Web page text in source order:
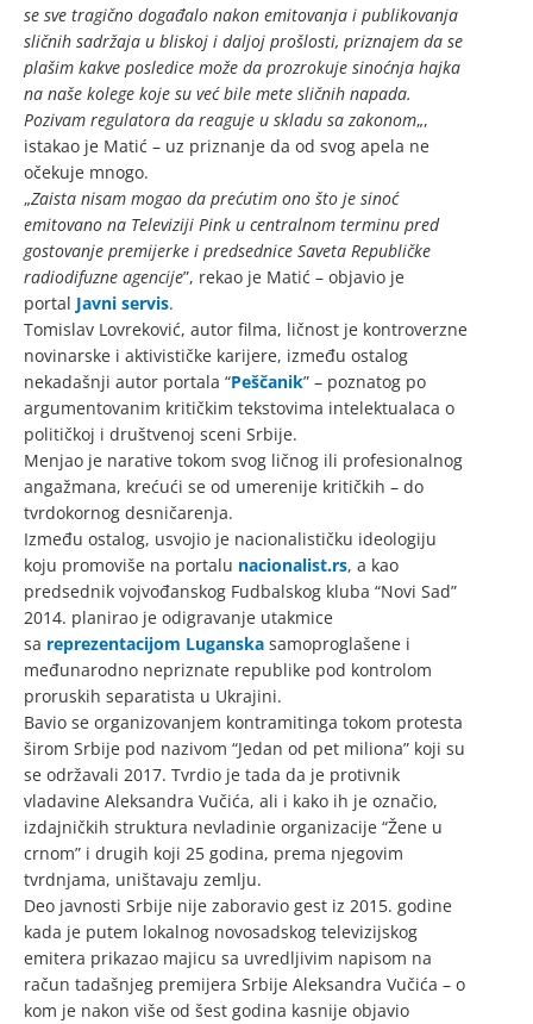
se sve tragično događalo nakon emitovanja i publikovanja
sličnih sadržaja u bliskoj i daljoj prošlosti, priznajem da se
plašim kakve posledice može da prozrokuje sinoćnja hajka
na naše kolege koje su već bile mete sličnih napada.
Pozivam regulatora da reaguje u skladu sa zakonom„,
istakao je Matić – uz priznanje da od svog apela ne
očekuje mnogo.
„Zaista nisam mogao da prećutim ono što je sinoć
emitovano na Televiziji Pink u centralnom terminu pred
gostovanje premijerke i predsednice Saveta Republičke
radiodifuzne agencije”, rekao je Matić – objavio je
portal Javni servis.
Tomislav Lovreković, autor filma, ličnost je kontroverzne
novinarske i aktivističke karijere, između ostalog
nekadašnji autor portala “Peščanik” – poznatog po
argumentovanim kritičkim tekstovima intelektualaca o
političkoj i društvenoj sceni Srbije.
Menjao je narative tokom svog ličnog ili profesionalnog
angažmana, krećući se od umerenije kritičkih – do
tvrdokornog desničarenja.
Između ostalog, usvojio je nacionalističku ideologiju
koju promoviše na portalu nacionalist.rs, a kao
predsednik vojvođanskog Fudbalskog kluba “Novi Sad”
2014. planirao je odigravanje utakmice
sa reprezentacijom Luganska samoproglašene i
međunarodno nepriznate republike pod kontrolom
proruskih separatista u Ukrajini.
Bavio se organizovanjem kontramitinga tokom protesta
širom Srbije pod nazivom “Jedan od pet miliona” koji su
se održavali 2017. Tvrdio je tada da je protivnik
vladavine Aleksandra Vučića, ali i kako ih je označio,
izdajničkih struktura nevladinie organizacije “Žene u
crnom” i drugih koji 25 godina, prema njegovim
tvrdnjama, uništavaju zemlju.
Deo javnosti Srbije nije zaboravio gest iz 2015. godine
kada je putem lokalnog novosadskog televizijskog
emitera prikazao majicu sa uvredljivim napisom na
račun tadašnjeg premijera Srbije Aleksandra Vučića – o
kom je nakon više od šest godina kasnije objavio